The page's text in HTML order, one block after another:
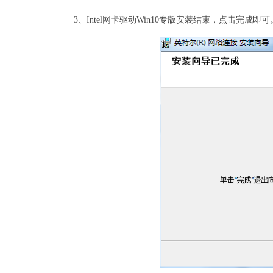
3、Intel网卡驱动Win10专版安装结束，点击完成即可